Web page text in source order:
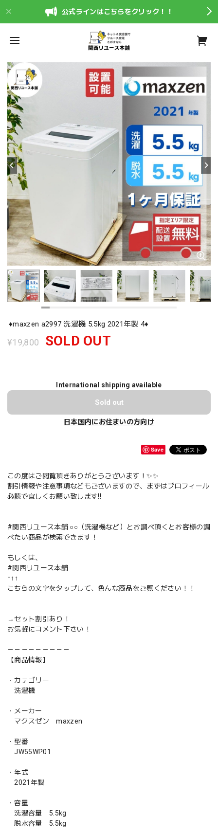
公式ラインはこちらをクリック！！
♦️maxzen a2997 洗濯機 5.5kg 2021年製 4♦️
¥19,800 SOLD OUT
International shipping available
Sold out
日本国内にお住まいの方向け
Save
この度はご閲覧頂きありがとうございます！✨✨
割引情報や注意事項などもございますので、まずはプロフィール
必読で宜しくお願い致します‼️
#関西リユース本舗 ○○（洗濯機など）とお調べ頂くとお客様の調
べたい商品が検索できます！
もしくは、
#関西リユース本舗
↑↑↑
こちらの文字をタップして、色んな商品をご覧ください！！
→セット割引あり！
お気軽にコメント下さい！
－－－－－－－－－
【商品情報】
・カテゴリー
洗濯機
・メーカー
マクスゼン maxzen
・型番
JW55WP01
・年式
2021年製
・容量
洗濯容量 5.5kg
脱水容量 5.5kg